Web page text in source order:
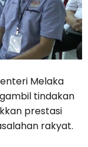
Melaka
tindakan
prestasi
rakyat.